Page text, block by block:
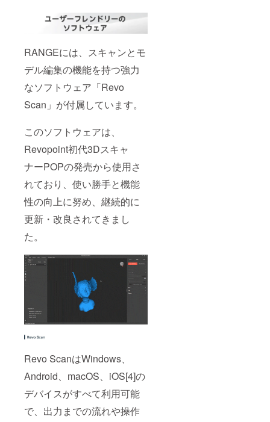
RANGEには、スキャンとモ
デル編集の機能を持つ強力
なソフトウェア「Revo
Scan」が付属しています。
このソフトウェアは、
Revopoint初代3Dスキャ
ナーPOPの発売から使用さ
れており、使い勝手と機能
性の向上に努め、継続的に
更新・改良されてきまし
た。
Revo ScanはWindows、
Android、macOS、iOS[4]の
デバイスがすべて利用可能
で、出力までの流れや操作